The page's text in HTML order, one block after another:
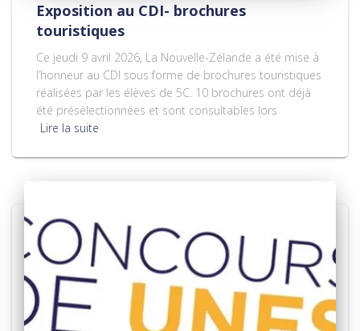
Exposition au CDI- brochures
touristiques
Ce jeudi 9 avril 2026, La Nouvelle-Zélande a été mise à
l’honneur au CDI sous forme de brochures touristiques
réalisées par les élèves de 5C. 10 brochures ont déjà
été présélectionnées et sont consultables lors
Lire la suite